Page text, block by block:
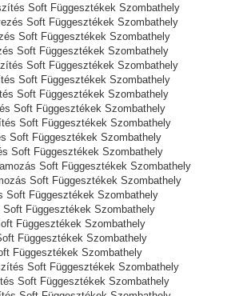
Soft Függesztékek Szombathely
Soft Függesztékek Szombathely
Soft Függesztékek Szombathely
Soft Függesztékek Szombathely
Soft Függesztékek Szombathely
Soft Függesztékek Szombathely
Soft Függesztékek Szombathely
Soft Függesztékek Szombathely
Soft Függesztékek Szombathely
Soft Függesztékek Szombathely
Soft Függesztékek Szombathely
Soft Függesztékek Szombathely
Soft Függesztékek Szombathely
Soft Függesztékek Szombathely
Függesztékek Szombathely
Függesztékek Szombathely
Függesztékek Szombathely
Függesztékek Szombathely
Soft Függesztékek Szombathely
Soft Függesztékek Szombathely